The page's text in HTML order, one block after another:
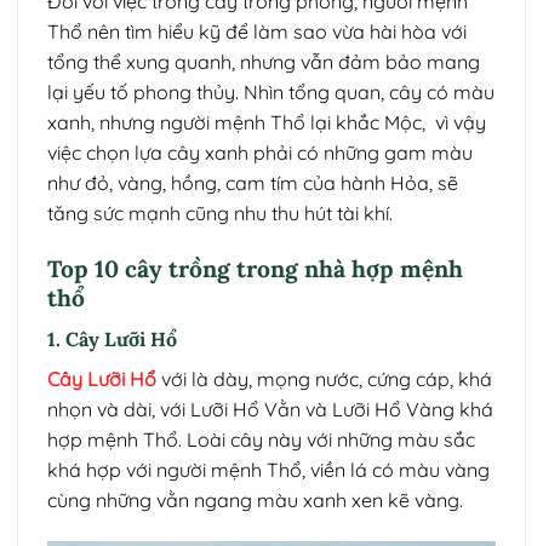
Thổ nên tìm hiểu kỹ để làm sao vừa hài hòa với
tổng thể xung quanh, nhưng vẫn đảm bảo mang
lại yếu tố phong thủy. Nhìn tổng quan, cây có màu
xanh, nhưng người mệnh Thổ lại khắc Mộc, vì vậy
việc chọn lựa cây xanh phải có những gam màu
như đỏ, vàng, hồng, cam tím của hành Hỏa, sẽ
tăng sức mạnh cũng nhu thu hút tài khí.
Top 10 cây trồng trong nhà hợp mệnh
thổ
1. Cây Lưỡi Hổ
Cây Lưỡi Hổ với là dày, mọng nước, cứng cáp, khá
nhọn và dài, với Lưỡi Hổ Vằn và Lưỡi Hổ Vàng khá
hợp mệnh Thổ. Loài cây này với những màu sắc
khá hợp với người mệnh Thổ, viền lá có màu vàng
cùng những vằn ngang màu xanh xen kẽ vàng.